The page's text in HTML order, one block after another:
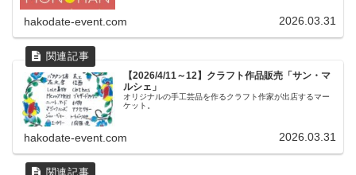
hakodate-event.com 2026.03.31
【2026/4/11～12】クラフト作品販売「サン・マ
ルシェ」
オリジナルの手工芸品を作るクラフト作家が出店するマー
ケット。
hakodate-event.com 2026.03.31